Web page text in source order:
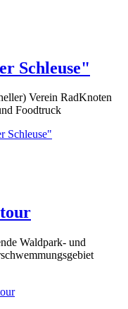
Schleuse"
Verein RadKnoten
Foodtruck
Schleuse"
Waldpark- und